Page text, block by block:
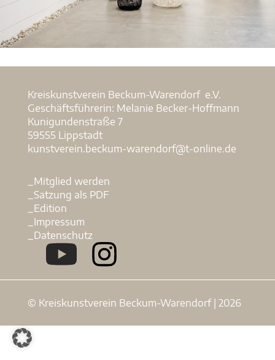
Kreiskunstverein Beckum-Warendorf e.V.
Geschäftsführerin: Melanie Becker-Hoffmann
Kunigundenstraße 7
59555 Lippstadt
kunstverein.beckum-warendorf@t-online.de
_Mitglied werden
_Satzung als PDF
_Edition
_Impressum
_Datenschutz
© Kreiskunstverein Beckum-Warendorf | 2026